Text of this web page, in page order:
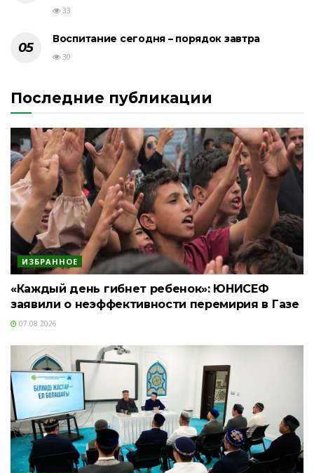
33
Воспитание сегодня – порядок завтра
30
Последние публикации
ИЗБРАННОЕ
«Каждый день гибнет ребенок»: ЮНИСЕФ
заявили о неэффективности перемирия в Газе
07.08.2026